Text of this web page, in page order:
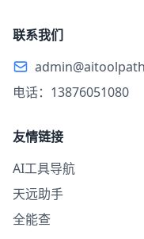
联系我们
电话：13876051080
友情链接
AI工具导航
天远助手
全能查